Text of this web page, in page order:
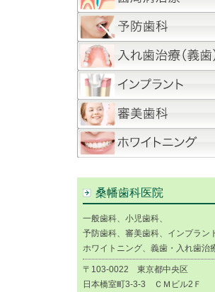
桑幡歯科医院
一般歯科、小児歯科、
予防歯科、審美歯科、インプラン
ホワイトニング、義歯・入れ歯治
〒103-0022 東京都中央区
日本橋室町3-3-3 ＣＭビル2Ｆ